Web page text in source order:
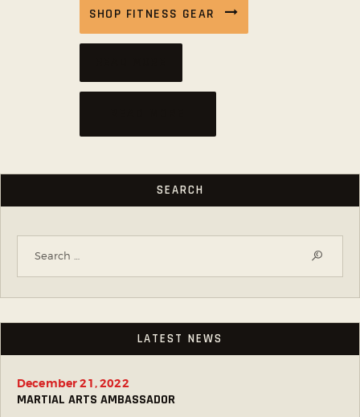
SHOP FITNESS GEAR
SEARCH
LATEST NEWS
MARTIAL ARTS AMBASSADOR
December 21, 2022